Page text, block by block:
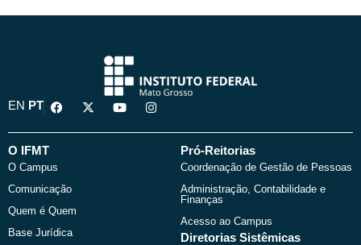
EN PT
F
a
e
o
k
X
-
w
Y
o
t
I
n
t
O IFMT
O Campus
Comunicação
Quem é Quem
Base Jurídica
Pró-Reitorias
Coordenação de Gestão de Pessoas
Administração, Contabilidade e
Finanças
Acesso ao Campus
Diretorias Sistêmicas